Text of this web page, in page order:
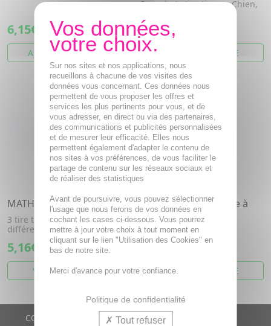
6,15€
AJOUTER AU PANIER
3 crochets tire-tiques. Chien,
7,87€
VOIR CET ARTICLE
MATHIEU Tire-Tiques
3 tire tiques de 3 tailles
différentes.
5,16€
VOIR CET ARTICLE
VITRY Pet Care - Pince à
tique
VITRY pince à tique
8,33€
VOIR CET ARTICLE
CONTACTS
Sur nos sites et nos applications, nous
recueillons à chacune de vos visites des
données vous concernant. Ces données nous
permettent de vous proposer les offres et
services les plus pertinents pour vous, et de
vous adresser, en direct ou via des partenaires,
des communications et publicités personnalisées
et de mesurer leur efficacité. Elles nous
permettent également d'adapter le contenu de
nos sites à vos préférences, de vous faciliter le
partage de contenu sur les réseaux sociaux et
de réaliser des statistiques
Avant de poursuivre, vous pouvez sélectionner
l'usage que nous ferons de vos données en
cochant les cases ci-dessous. Vous pourrez
mettre à jour votre choix à tout moment en
cliquant sur le lien "Utilisation des Cookies" en
bas de notre site.
Merci d'avance pour votre confiance.
Politique de confidentialité
Tout refuser